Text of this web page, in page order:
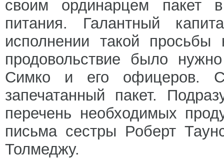
своим ординарцем пакет
питания. Галантный
исполнении такой
продовольствие было
Симко и его офицеров.
запечатанный пакет.
перечень необходимых
письма сестры Роберт
Толмеджу.